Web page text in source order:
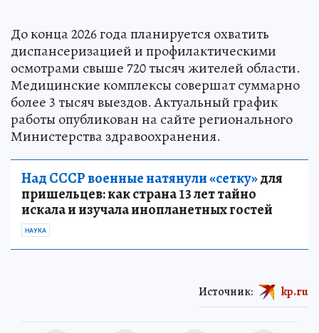
До конца 2026 года планируется охватить
диспансеризацией и профилактическими
осмотрами свыше 720 тысяч жителей области.
Медицинские комплексы совершат суммарно
более 3 тысяч выездов. Актуальный график
работы опубликован на сайте регионального
Министерства здравоохранения.
Над СССР военные натянули «сетку»для
пришельцев: как страна 13 лет тайно
искала и изучала инопланетных гостей
НАУКА
Источник: kp.ru